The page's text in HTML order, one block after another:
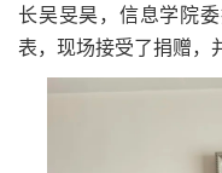
长吴旻昊，信息学院
表，现场接受了捐赠，